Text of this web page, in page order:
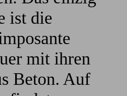
ist die
mit ihren
Beton. Auf